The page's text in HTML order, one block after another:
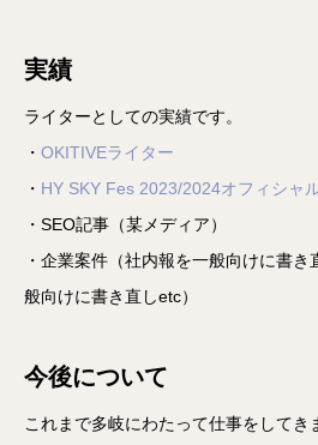
実績
ライターとしての実績です。
・ OKITIVEライター
・ HY SKY Fes 2023/2024オフィシャ
・SEO記事（某メディア）
・企業案件（社内報を一般向けに書
般向けに書き直しetc）
今後について
これまで多岐にわたって仕事をしてき